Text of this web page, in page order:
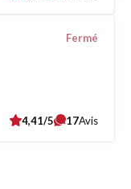
Fermé
4,41/5 17Avis